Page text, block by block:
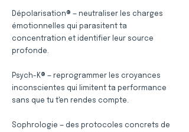
Dépolarisation® — neutraliser les charges
émotionnelles qui parasitent ta
concentration et identifier leur source
profonde.
Psych-K® — reprogrammer les croyances
inconscientes qui limitent ta performance
sans que tu t'en rendes compte.
Sophrologie — des protocoles concrets de